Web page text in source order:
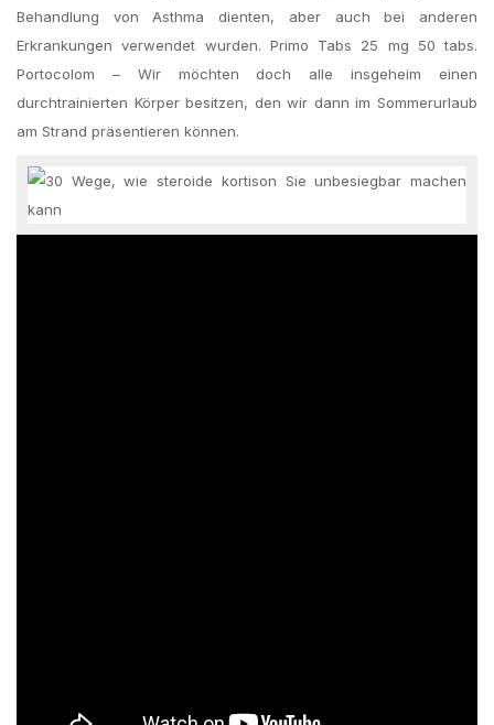
Behandlung von Asthma dienten, aber auch bei anderen
Erkrankungen verwendet wurden. Primo Tabs 25 mg 50 tabs.
Portocolom – Wir möchten doch alle insgeheim einen
durchtrainierten Körper besitzen, den wir dann im Sommerurlaub
am Strand präsentieren können.